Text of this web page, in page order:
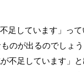
足しています」っ
のが出るのでしょう
不足しています」